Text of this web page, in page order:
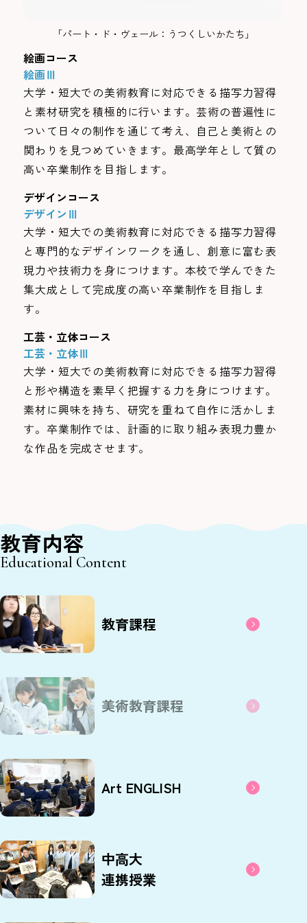
「パート・ド・ヴェール：うつくしいかたち」
絵画コース
絵画Ⅲ
大学・短大での美術教育に対応できる描写力習得
と素材研究を積極的に行います。芸術の普遍性に
ついて日々の制作を通じて考え、自己と美術との
関わりを見つめていきます。最高学年として質の
高い卒業制作を目指します。
デザインコース
デザインⅢ
大学・短大での美術教育に対応できる描写力習得
と専門的なデザインワークを通し、創意に富む表
現力や技術力を身につけます。本校で学んできた
集大成として完成度の高い卒業制作を目指しま
す。
工芸・立体コース
工芸・立体Ⅲ
大学・短大での美術教育に対応できる描写力習得
と形や構造を素早く把握する力を身につけます。
素材に興味を持ち、研究を重ねて自作に活かしま
す。卒業制作では、計画的に取り組み表現力豊か
な作品を完成させます。
教育内容
Educational Content
教育課程
美術教育課程
Art ENGLISH
中高大
連携授業